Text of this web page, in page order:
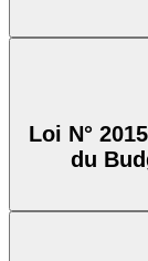
Loi N°
du